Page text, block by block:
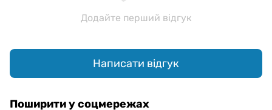
Додайте перший відгук
Написати відгук
Поширити у соцмережах